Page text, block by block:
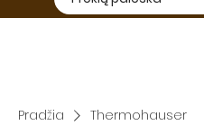
Pradžia Thermohauser